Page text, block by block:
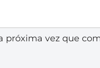
próxima vez que